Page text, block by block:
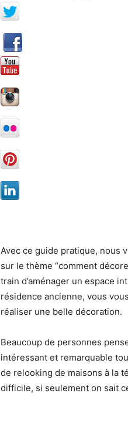
Avec ce guide pratique, nous
sur le thème “comment
train d’aménager un espace
résidence ancienne, vous
réaliser une belle décoration.
Beaucoup de personnes
intéressant et remarquable
de relooking de maisons à la
difficile, si seulement on sait